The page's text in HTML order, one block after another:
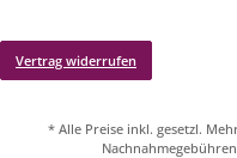
Vertrag widerrufen
* Alle Preise inkl. gesetzl.